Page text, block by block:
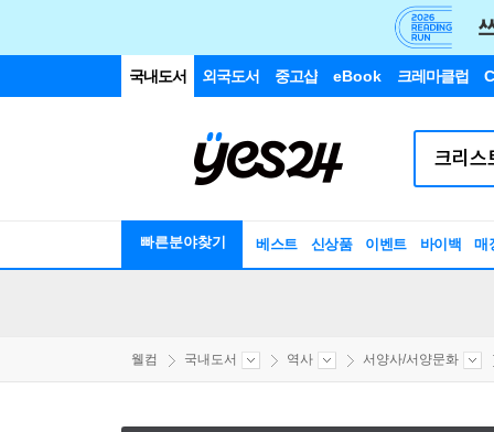
국내도서 외국도서 중고샵 eBook 크레마클럽
빠른분야찾기 베스트 신상품 이벤트 바이백 매
웰컴 국내도서 역사 서양사/서양문화